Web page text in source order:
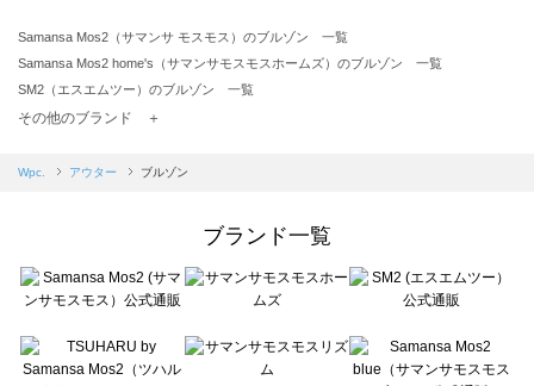
Samansa Mos2（サマンサ モスモス）のブルゾン 一覧
Samansa Mos2 home's（サマンサモスモスホームズ）のブルゾン 一覧
SM2（エスエムツー）のブルゾン 一覧
TSUHARU by Samansa Mos2（ツハルバイサマンサモスモス）のブルゾン 一覧
Samansa Mos2 blue（サマンサモスモス ブルー）のブルゾン 一覧
sō4ū（ソウフォーユー）のブルゾン 一覧
Te chichi（テチチ）のブルゾン 一覧
Te chichi CLASSIC（テチチ クラシック）のブルゾン 一覧
Lugnoncure（ルノンキュール）のブルゾン 一覧
BETTY'S BLUE（べティーズブルー）のブルゾン 一覧
その他のブランド ＋
Wpc. アウター ブルゾン
ブランド一覧